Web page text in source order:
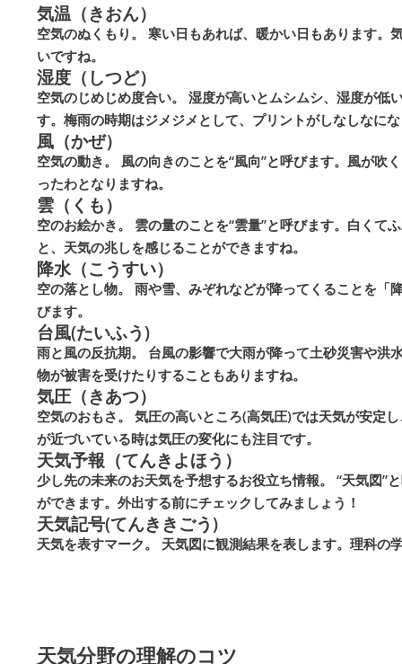
気温（きおん）
空気のぬくもり。
寒い日もあれば、暖かい日もあります。
いですね。
湿度（しつど）
空気のじめじめ度合い。
湿度が高いとムシムシ、湿度が低
す。梅雨の時期はジメジメとして、プリントがしなしなに
風（かぜ）
空気の動き。
風の向きのことを“風向”と呼びます。風が吹
ったわとなりますね。
雲（くも）
空のお絵かき。
雲の量のことを“雲量”と呼びます。白くて
と、天気の兆しを感じることができますね。
降水（こうすい）
空の落とし物。
雨や雪、みぞれなどが降ってくることを「
びます。
台風(たいふう)
雨と風の反抗期。
台風の影響で大雨が降って土砂災害や洪
物が被害を受けたりすることもありますね。
気圧（きあつ）
空気のおもさ。
気圧の高いところ(高気圧)では天気が安定
が近づいている時は気圧の変化にも注目です。
天気予報（てんきよほう）
少し先の未来のお天気を予想するお役立ち情報。
“天気図”
ができます。外出する前にチェックしてみましょう！
天気記号(てんききごう)
天気を表すマーク。 天気図に観測結果を表します。理科の
天気分野の理解のコツ